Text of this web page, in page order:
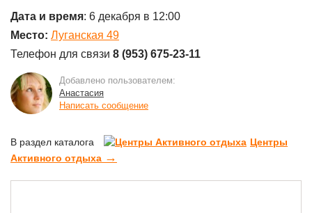
Дата и время: 6 декабря в 12:00
Место: Луганская 49
Телефон для связи 8 (953) 675-23-11
Добавлено пользователем:
Анастасия
Написать сообщение
В раздел каталога
Центры
Активного отдыха →